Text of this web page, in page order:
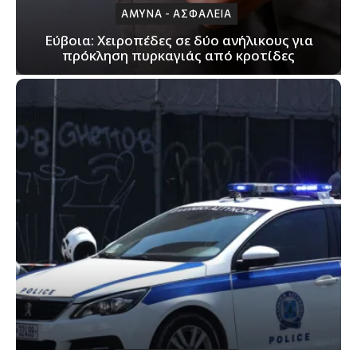
ΑΜΥΝΑ - ΑΣΦΑΛΕΙΑ
Εύβοια: Χειροπέδες σε δύο ανήλικους για
πρόκληση πυρκαγιάς από κροτίδες